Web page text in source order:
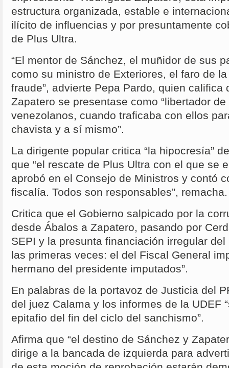
estructura organizada, estable e
ilícito de influencias y por presuntamente
de Plus Ultra.
“El mentor de Sánchez, el muñidor de sus
como su ministro de Exteriores, el faro de
fraude”, advierte Pepa Pardo, quien califica
Zapatero se presentase como “libertador
venezolanos, cuando traficaba con ellos
chavista y a sí mismo”.
La dirigente popular critica “la hipocresía”
que “el rescate de Plus Ultra con el que se
aprobó en el Consejo de Ministros y contó
fiscalía. Todos son responsables”,
Critica que el Gobierno salpicado por la
desde Ábalos a Zapatero, pasando por
SEPI y la presunta financiación irregular
las primeras veces: el del Fiscal General
hermano del presidente imputados”.
En palabras de la portavoz de Justicia del
del juez Calama y los informes de la UDEF
epitafio del fin del ciclo del sanchismo”.
Afirma que “el destino de Sánchez y
dirige a la bancada de izquierda para